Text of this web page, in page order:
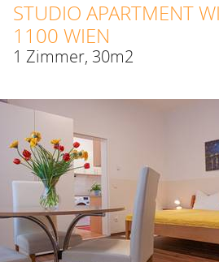
STUDIO APARTMENT
1100 WIEN
1 Zimmer, 30m2